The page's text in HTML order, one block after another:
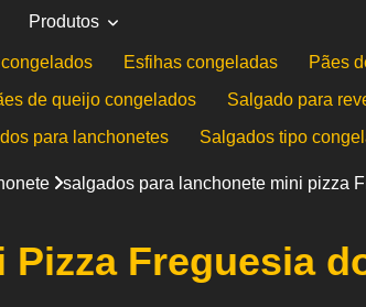
Produtos
Esfihas congeladas
Pães
de queijo congelados
Salgado para
para lanchonetes Salgados tipo
salgados para lanchonete mini pizza
Freguesia